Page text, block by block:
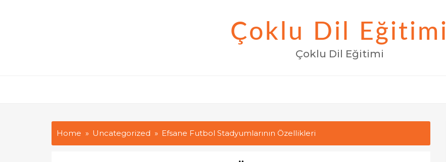
Çoklu Dil Eğitimi
Çoklu Dil Eğitimi
Home Uncategorized Efsane Futbol Stadyumlarının Özellikleri